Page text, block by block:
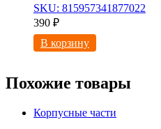
SKU: 815957341877022
390 ₽
В корзину
Похожие товары
Корпусные части